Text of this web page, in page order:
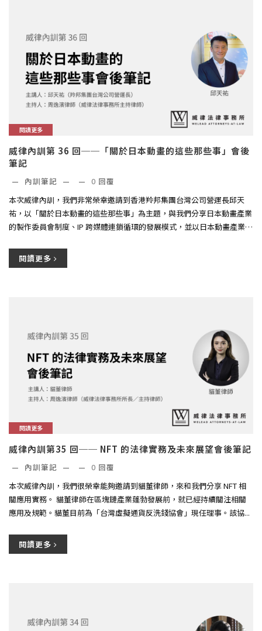
閱讀更多
威律內訓第 36 回──「關於日本動畫的這些那些事」會後
筆記
— 內訓筆記 — — 0 回覆
本次威律內訓，我們非常榮幸邀請到香港羚邦集團台灣公司營運長邱天
祐，以「關於日本動畫的這些那些事」為主題，與我們分享日本動畫產業
的製作委員會制度、IP 跨媒體連鎖循環的發展模式，並以日本動畫產業
閱讀更多
閱讀更多
威律內訓第35 回── NFT 的法律實務及未來展望會後筆記
— 內訓筆記 — — 0 回覆
本次威律內訓，我們很榮幸能夠邀請到貓董律師，來和我們分享 NFT 相
關應用實務。 貓董律師在區塊鏈產業蓬勃發展前，就已經持續關注相關
應用及規範。貓董目前為「台灣虛擬通貨反洗錢協會」現任理事。該協...
閱讀更多